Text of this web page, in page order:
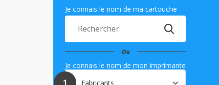
Je connais le nom de ma cartouche
Ou
Je connais le nom de mon imprimante